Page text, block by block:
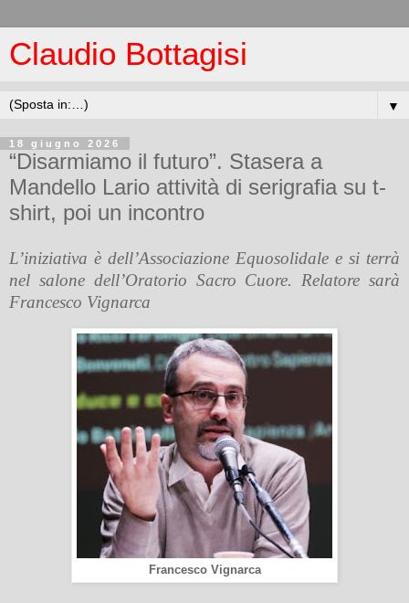
Claudio Bottagisi
▼
18 giugno 2026
“Disarmiamo il futuro”. Stasera a
Mandello Lario attività di serigrafia su t-
shirt, poi un incontro
L’iniziativa è dell’Associazione Equosolidale e si terrà
nel salone dell’Oratorio Sacro Cuore. Relatore sarà
Francesco Vignarca
Francesco Vignarca